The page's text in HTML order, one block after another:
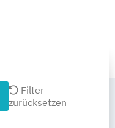
Filter
zurücksetzen